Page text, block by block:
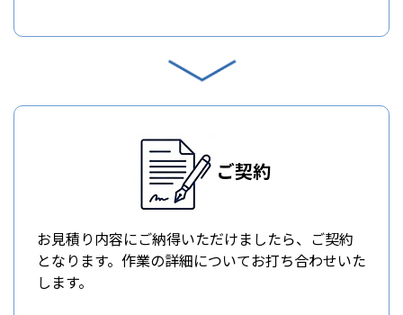
ご契約
お見積り内容にご納得いただけましたら、ご契約
となります。作業の詳細についてお打ち合わせいた
します。